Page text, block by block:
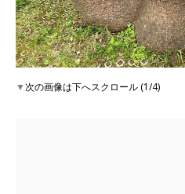
▼次の画像は下へスクロール (1/4)